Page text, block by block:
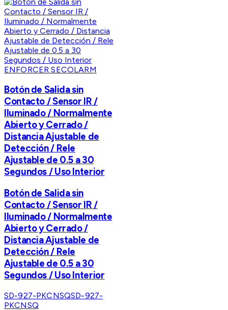
ENFORCER SECOLARM
Botón de Salida sin
Contacto / Sensor IR /
Iluminado / Normalmente
Abierto y Cerrado /
Distancia Ajustable de
Detección / Rele
Ajustable de 0.5 a 30
Segundos / Uso Interior
Botón de Salida sin
Contacto / Sensor IR /
Iluminado / Normalmente
Abierto y Cerrado /
Distancia Ajustable de
Detección / Rele
Ajustable de 0.5 a 30
Segundos / Uso Interior
SD-927-PKCNSQSD-927-
PKCNSQ